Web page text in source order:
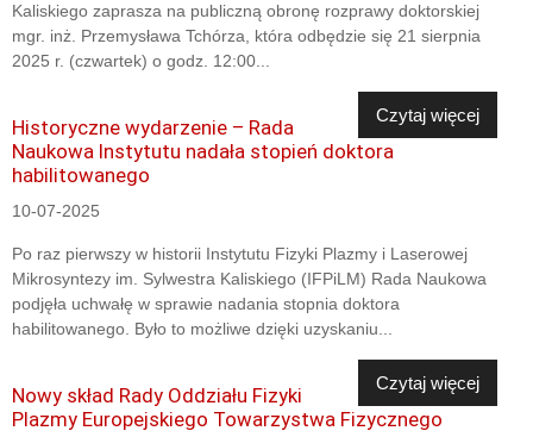
Kaliskiego zaprasza na publiczną obronę rozprawy doktorskiej
mgr. inż. Przemysława Tchórza, która odbędzie się 21 sierpnia
2025 r. (czwartek) o godz. 12:00...
Czytaj więcej
Historyczne wydarzenie – Rada
Naukowa Instytutu nadała stopień doktora
habilitowanego
10-07-2025
Po raz pierwszy w historii Instytutu Fizyki Plazmy i Laserowej
Mikrosyntezy im. Sylwestra Kaliskiego (IFPiLM) Rada Naukowa
podjęła uchwałę w sprawie nadania stopnia doktora
habilitowanego. Było to możliwe dzięki uzyskaniu...
Czytaj więcej
Nowy skład Rady Oddziału Fizyki
Plazmy Europejskiego Towarzystwa Fizycznego